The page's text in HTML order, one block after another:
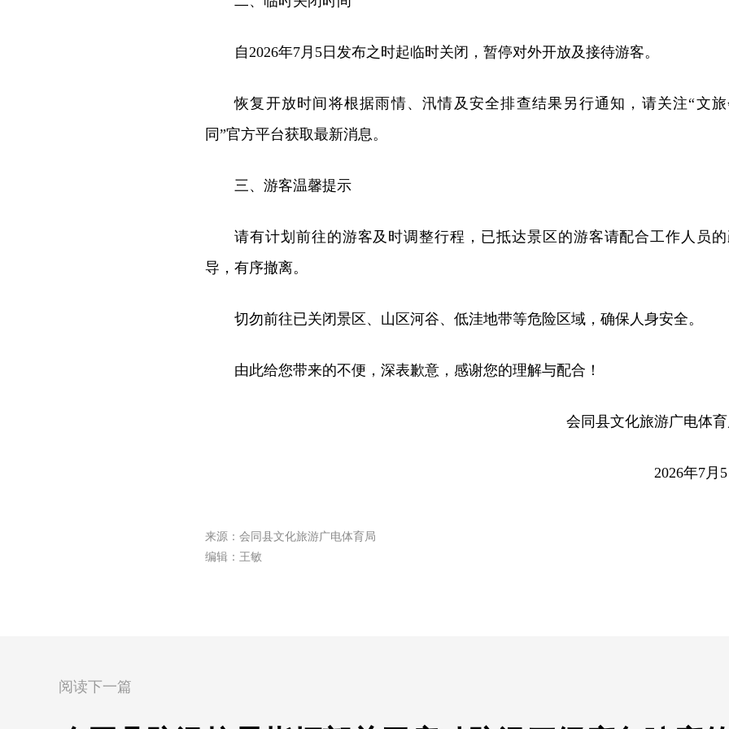
自2026年7月5日发布之时起临时关闭，暂停对外开放及接待游客。
恢复开放时间将根据雨情、汛情及安全排查结果另行通知，请关注“文
同”官方平台获取最新消息。
三、游客温馨提示
请有计划前往的游客及时调整行程，已抵达景区的游客请配合工作人员
导，有序撤离。
切勿前往已关闭景区、山区河谷、低洼地带等危险区域，确保人身安全。
由此给您带来的不便，深表歉意，感谢您的理解与配合！
会同县文化旅游广电体
2026年7月
来源：会同县文化旅游广电体育局
编辑：王敏
阅读下一篇